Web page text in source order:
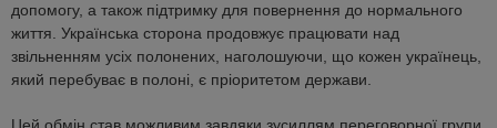
допомогу, а також підтримку для повернення до нормального
життя. Українська сторона продовжує працювати над
звільненням усіх полонених, наголошуючи, що кожен українець,
який перебуває в полоні, є пріоритетом держави.